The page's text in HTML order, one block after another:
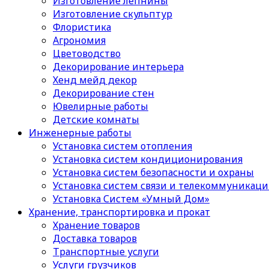
Изготовление скульптур
Флористика
Агрономия
Цветоводство
Декорирование интерьера
Хенд мейд декор
Декорирование стен
Ювелирные работы
Детские комнаты
Инженерные работы
Установка систем отопления
Установка систем кондиционирования
Установка систем безопасности и охраны
Установка систем связи и
Установка Систем «Умный Дом»
Хранение, транспортировка и прокат
Хранение товаров
Доставка товаров
Транспортные услуги
Услуги грузчиков